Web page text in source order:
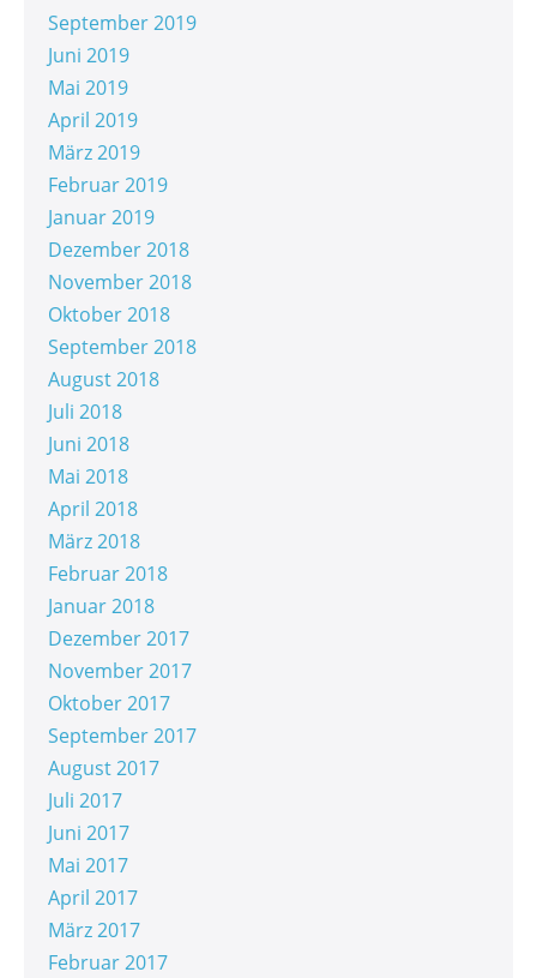
September 2019
Juni 2019
Mai 2019
April 2019
März 2019
Februar 2019
Januar 2019
Dezember 2018
November 2018
Oktober 2018
September 2018
August 2018
Juli 2018
Juni 2018
Mai 2018
April 2018
März 2018
Februar 2018
Januar 2018
Dezember 2017
November 2017
Oktober 2017
September 2017
August 2017
Juli 2017
Juni 2017
Mai 2017
April 2017
März 2017
Februar 2017